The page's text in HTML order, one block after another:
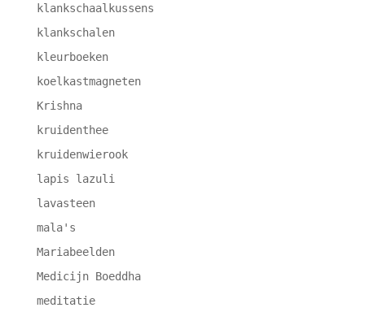
klankschaalkussens
klankschalen
kleurboeken
koelkastmagneten
Krishna
kruidenthee
kruidenwierook
lapis lazuli
lavasteen
mala's
Mariabeelden
Medicijn Boeddha
meditatie